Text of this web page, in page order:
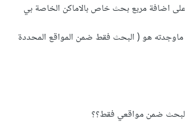
اضافة مربع بحث خاص بالاماكن الخاصة بي
هو ( البحث فقط ضمن المواقع المحددة
ضمن مواقعي فقط؟؟